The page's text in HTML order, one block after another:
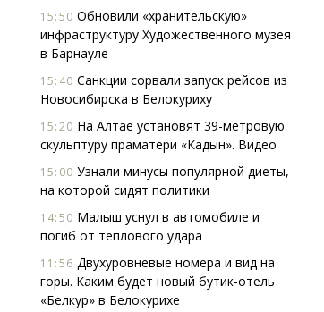
15:50 Обновили «хранительскую»
инфраструктуру Художественного музея
в Барнауле
15:40 Санкции сорвали запуск рейсов из
Новосибирска в Белокуриху
15:20 На Алтае установят 39-метровую
скульптуру праматери «Кадын». Видео
15:00 Узнали минусы популярной диеты,
на которой сидят политики
14:50 Малыш уснул в автомобиле и
погиб от теплового удара
11:56 Двухуровневые номера и вид на
горы. Каким будет новый бутик-отель
«Белкур» в Белокурихе